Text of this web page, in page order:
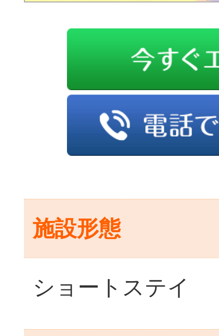
施設形態
ショートステイ